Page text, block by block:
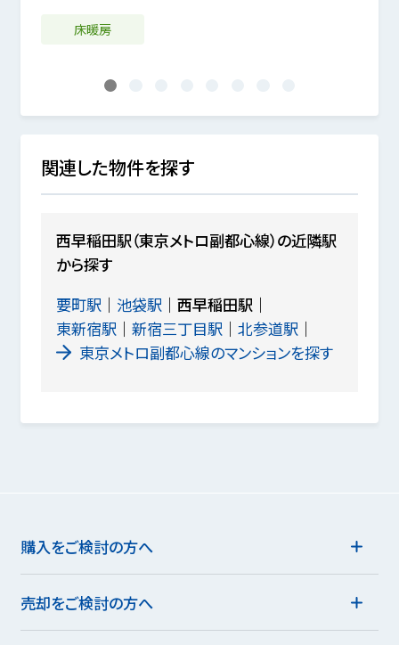
床暖房
1
関連した物件を探す
西早稲田駅（東京メトロ副都心線）の近隣駅
から探す
要町駅
池袋駅
西早稲田駅
東新宿駅
新宿三丁目駅
北参道駅
東京メトロ副都心線のマンションを探す
購入をご検討の方へ
売却をご検討の方へ